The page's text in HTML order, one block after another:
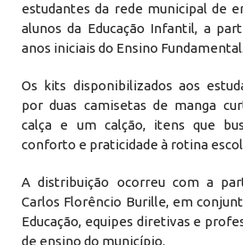
estudantes da rede municipal de
alunos da Educação Infantil, a
anos iniciais do Ensino Fundamental.
Os kits disponibilizados aos
por duas camisetas de manga
calça e um calção, itens que
conforto e praticidade à rotina
A distribuição ocorreu com a
Carlos Florêncio Burille, em
Educação, equipes diretivas e
de ensino do município.